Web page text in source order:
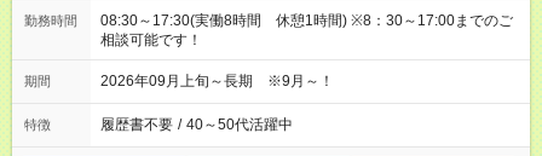
勤務時間
08:30～17:30(実働8時間 休憩1時間) ※8：30～17:00までのご
相談可能です！
期間 2026年09月上旬～長期 ※9月～！
特徴 履歴書不要 / 40～50代活躍中